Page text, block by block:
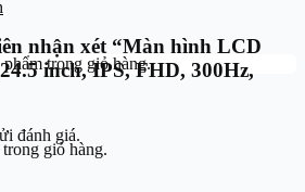
phẩm trong giỏ hàng.
giỏ hàng.
nhận xét “Màn hình LCD
inch, IPS, FHD, 300Hz,
đánh giá.